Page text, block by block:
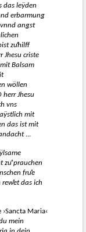
das leÿden
erbarmung
angst
zuͦhilff
Jhesu criste
Balsam
wöllen
herr Jhesu
vns
mit
das ist mit
...
zuͦ prauchen
fruͦe
rewͦet das ich
Maria‹
mein